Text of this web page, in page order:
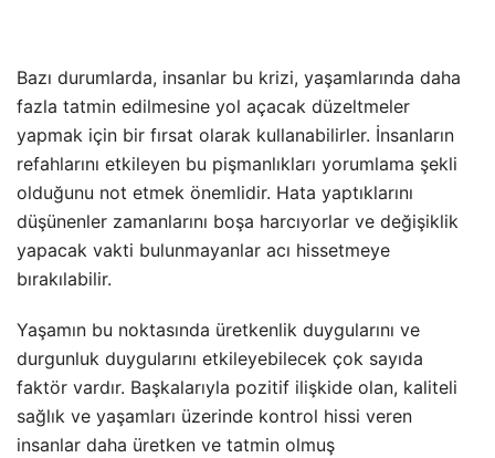
Bazı durumlarda, insanlar bu krizi, yaşamlarında daha
fazla tatmin edilmesine yol açacak düzeltmeler
yapmak için bir fırsat olarak kullanabilirler. İnsanların
refahlarını etkileyen bu pişmanlıkları yorumlama şekli
olduğunu not etmek önemlidir. Hata yaptıklarını
düşünenler zamanlarını boşa harcıyorlar ve değişiklik
yapacak vakti bulunmayanlar acı hissetmeye
bırakılabilir.
Yaşamın bu noktasında üretkenlik duygularını ve
durgunluk duygularını etkileyebilecek çok sayıda
faktör vardır. Başkalarıyla pozitif ilişkide olan, kaliteli
sağlık ve yaşamları üzerinde kontrol hissi veren
insanlar daha üretken ve tatmin olmuş